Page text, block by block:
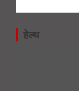
हेल्थ